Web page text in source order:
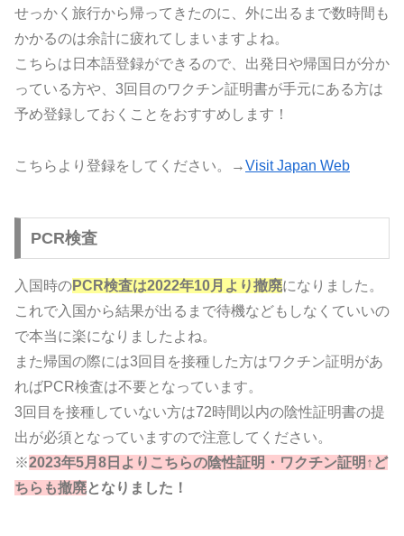
せっかく旅行から帰ってきたのに、外に出るまで数時間も
かかるのは余計に疲れてしまいますよね。
こちらは日本語登録ができるので、出発日や帰国日が分か
っている方や、3回目のワクチン証明書が手元にある方は
予め登録しておくことをおすすめします！
こちらより登録をしてください。→Visit Japan Web
PCR検査
入国時のPCR検査は2022年10月より撤廃になりました。
これで入国から結果が出るまで待機などもしなくていいの
で本当に楽になりましたよね。
また帰国の際には3回目を接種した方はワクチン証明があ
ればPCR検査は不要となっています。
3回目を接種していない方は72時間以内の陰性証明書の提
出が必須となっていますので注意してください。
※2023年5月8日よりこちらの陰性証明・ワクチン証明↑ど
ちらも撤廃となりました！